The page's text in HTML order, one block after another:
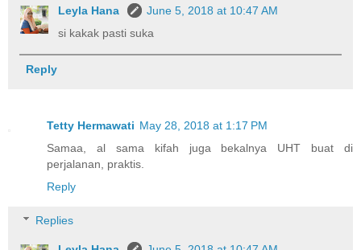
Leyla Hana
June 5, 2018 at 10:47 AM
si kakak pasti suka
Reply
Tetty Hermawati May 28, 2018 at 1:17 PM
Samaa, al sama kifah juga bekalnya UHT buat di
perjalanan, praktis.
Reply
Replies